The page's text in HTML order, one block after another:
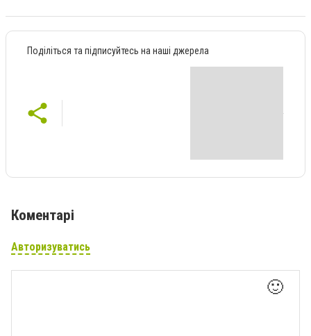
Поділіться та підписуйтесь на наші джерела
Коментарі
Авторизуватись
🙂